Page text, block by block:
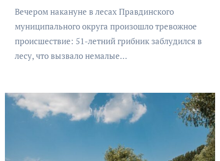
Вечером накануне в лесах Правдинского
муниципального округа произошло тревожное
происшествие: 51-летний грибник заблудился в
лесу, что вызвало немалые…